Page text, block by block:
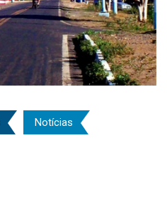
Notícias